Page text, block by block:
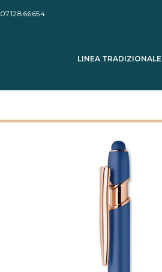
0712866654
LINEA TRADIZIONALE